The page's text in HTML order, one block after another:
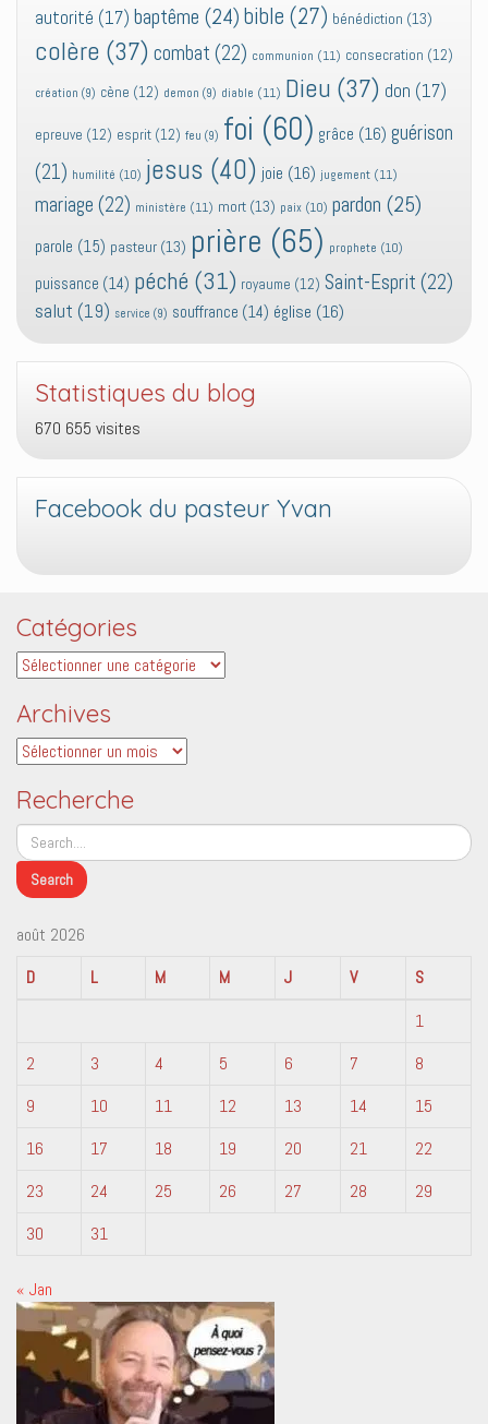
autorité (17) baptême (24) bible (27) bénédiction (13)
colère (37) combat (22) communion (11) consecration (12)
création (9) cène (12) demon (9) diable (11) Dieu (37) don (17)
epreuve (12) esprit (12) feu (9) foi (60) grâce (16) guérison
(21) humilité (10) jesus (40) joie (16) jugement (11)
mariage (22) ministère (11) mort (13) paix (10) pardon (25)
parole (15) pasteur (13) prière (65) prophete (10)
puissance (14) péché (31) royaume (12) Saint-Esprit (22)
salut (19) service (9) souffrance (14) église (16)
Statistiques du blog
670 655 visites
Facebook du pasteur Yvan
Catégories
Catégories
Archives
Archives
Recherche
août 2026
D
L M M J V
S
1
2
3 4 5 6 7
8
9
10 11 12 13 14
15
16
17 18 19 20 21
22
23
24 25 26 27 28
29
30
31
« Jan